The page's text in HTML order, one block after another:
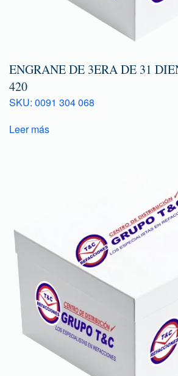
ENGRANE DE 3ERA DE 31
420
SKU: 0091 304 068
Leer más